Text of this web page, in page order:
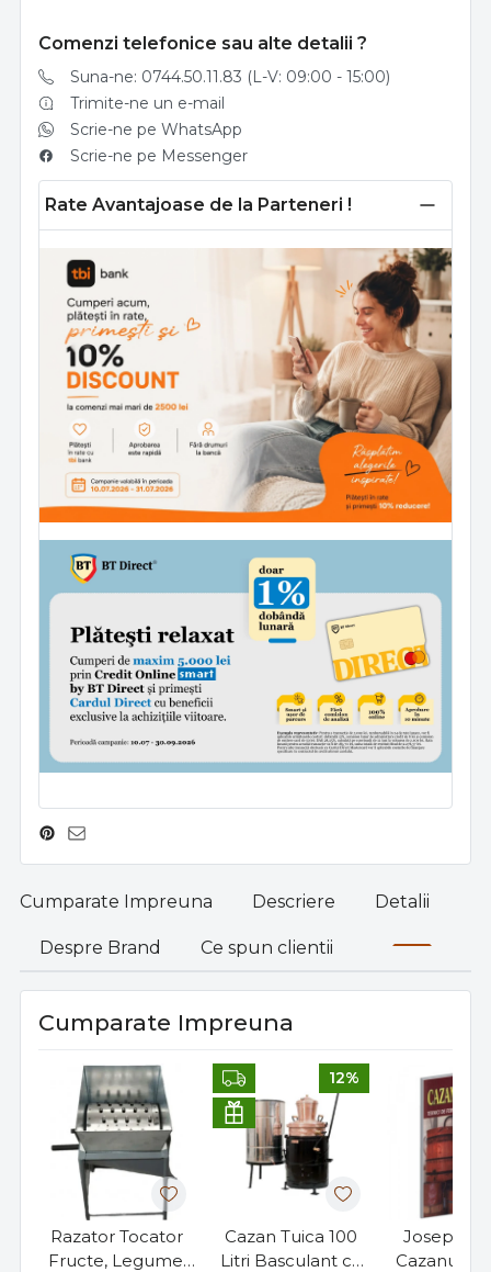
Comenzi telefonice sau alte detalii ?
Suna-ne: 0744.50.11.83 (L-V: 09:00 - 15:00)
Trimite-ne un e-mail
Scrie-ne pe WhatsApp
Scrie-ne pe Messenger
Rate Avantajoase de la Parteneri !
Cumparate Impreuna Descriere Detalii
Despre Brand Ce spun clientii
Cumparate Impreuna
Razator Tocator
Fructe, Legume,
12%
Cazan Tuica 100
Litri Basculant cu
Joseph
Cazanul